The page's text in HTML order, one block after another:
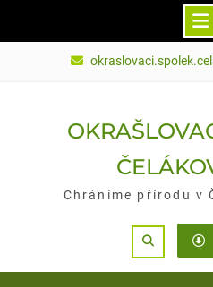
Chráníme přírodu v
Search